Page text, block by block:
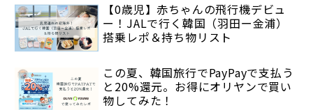
【0歳児】赤ちゃんの飛行機デビュ
ー！JALで行く韓国（羽田ー金浦）
搭乗レポ＆持ち物リスト
この夏、韓国旅行でPayPayで支払う
と20%還元。お得にオリヤンで買い
物してみた！